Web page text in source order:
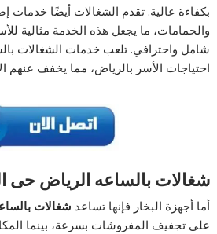
بكفاءة عالية. تقدم الشغالات أيضًا خدمات
والحمامات، ما يجعل هذه الخدمة مثالية
شامل واحترافي. تلعب خدمات الشغالات
احتياجات الأسر بالرياض، مما يخفف عنهم
شغالات بالساعه الرياض حى
أما أجهزة البخار فإنها تساعد شغالات
على تجفيف المفروشات بسرعة، بينما